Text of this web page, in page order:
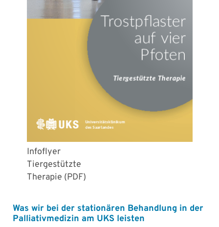
Infoflyer
Tiergestützte
Therapie (PDF)
Was wir bei der stationären Behandlung in der
Palliativmedizin am UKS leisten